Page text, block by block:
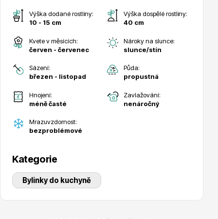
Drobná ovoce
Výška dodané rostliny:
10 - 15 cm
Výška dospělé rostliny:
40 cm
Kvete v měsících:
červen - červenec
Nároky na slunce:
slunce/stín
Sázení:
březen - listopad
Půda:
propustná
Hnojení:
méně časté
Zavlažování:
nenáročný
Mrazuvzdornost:
bezproblémové
Kategorie
Bylinky do kuchyně